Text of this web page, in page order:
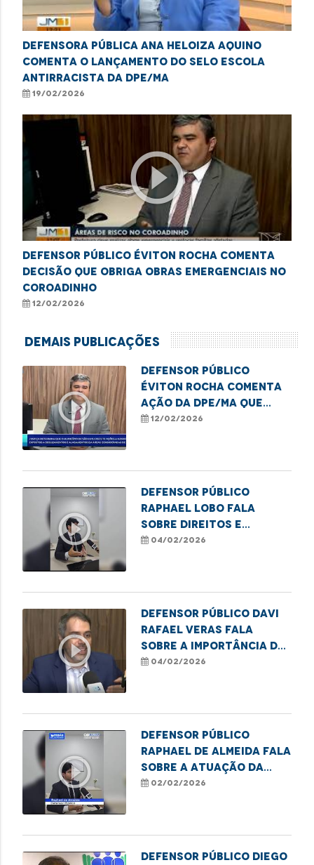
Defensora pública Ana Heloiza Aquino
comenta o lançamento do Selo Escola
Antirracista da DPE/MA
19/02/2026
play_circle_outline
Defensor público Éviton Rocha comenta
decisão que obriga obras emergenciais no
Coroadinho
12/02/2026
Demais Publicações
play_circle_outline
Defensor Público
Éviton Rocha comenta
ação da DPE/MA que
garante obras e
12/02/2026
play_circle_outline
Defensor Público
Raphael Lobo fala
sobre direitos e
deveres na pensão
04/02/2026
play_circle_outline
Defensor público Davi
Rafael Veras fala
sobre a importância da
lei Infância e
04/02/2026
play_circle_outline
Defensor Público
Raphael de Almeida fala
sobre a atuação da
Defensoria no Núcleo
02/02/2026
Defensor Público Diego